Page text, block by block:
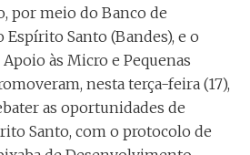
por meio do Banco de
Santo (Bandes), e o
às Micro e Pequenas
nesta terça-feira (17),
as oportunidades de
Santo, com o protocolo de